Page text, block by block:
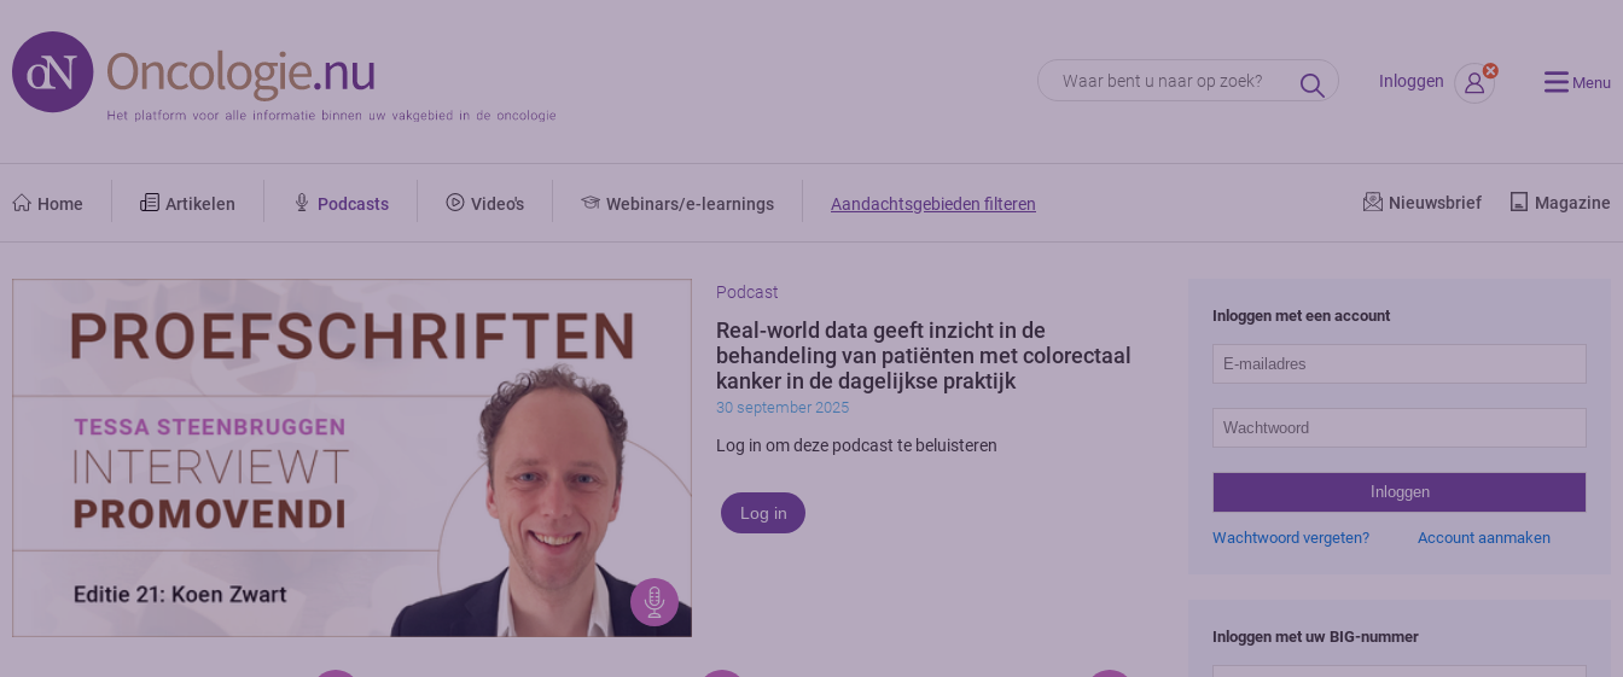
Inloggen Menu
Home Artikelen Podcasts Video's Webinars/e-learnings Aandachtsgebieden filteren Nieuwsbrief Magazine
Podcast
Real-world data geeft inzicht in de
behandeling van patiënten met colorectaal
kanker in de dagelijkse praktijk
30 september 2025
Log in om deze podcast te beluisteren
Log in
Inloggen met een account
Wachtwoord vergeten? Account aanmaken
Inloggen met uw BIG-nummer